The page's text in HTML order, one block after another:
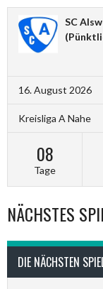
SC
16. August 2026
Kreisliga A Nahe
08
Tage
NÄCHSTES
DIE NÄCHSTEN